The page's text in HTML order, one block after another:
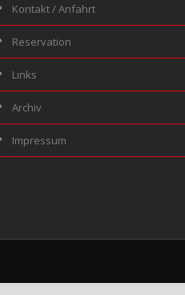
Kontakt / Anfahrt
Reservation
Links
Archiv
Impressum